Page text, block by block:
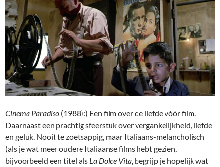
Cinema Paradiso (1988):) Een film over de liefde vóór film.
Daarnaast een prachtig sfeerstuk over vergankelijkheid, liefde
en geluk. Nooit te zoetsappig, maar Italiaans-melancholisch
(als je wat meer oudere Italiaanse films hebt gezien,
bijvoorbeeld een titel als La Dolce Vita, begrijp je hopelijk wat